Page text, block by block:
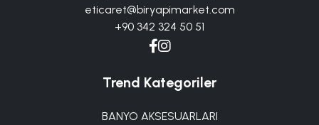
eticaret@biryapimarket.com
+90 342 324 50 51
Trend Kategoriler
BANYO AKSESUARLARI